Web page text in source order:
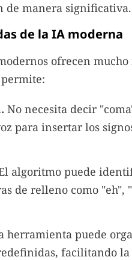
de manera significativa.
de la IA moderna
ofrecen
No necesita decir
para insertar los
algoritmo puede
de relleno como "eh",
herramienta puede
facilitando